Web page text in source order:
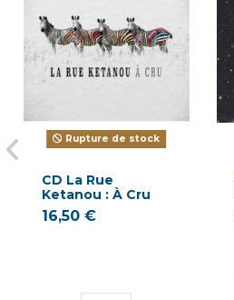
Rupture de stock
CD La Rue
Ketanou : À Cru
16,50 €